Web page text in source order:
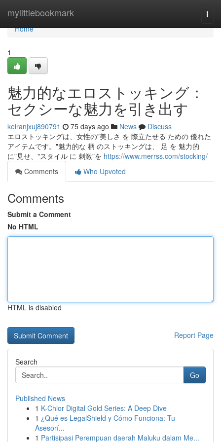
mylittlebookmark
Home
Home
1
魅力的なエロストッキング：
セクシーな魅力を引き出す
keiranjxuj890791 75 days ago News
Discuss
エロストッキングは、女性の"美しさ を 際立たせる ための 優れた
アイテムです。"魅力的な 柄 のストッキングは、 足 を 魅力的
に"見せ、"スタイル に 刺激"を https://www.merrss.com/stocking/
Comments
Who Upvoted
Comments
Submit a Comment
No HTML
HTML is disabled
Report Page
Search
Go
Published News
1 K-Chlor Digital Gold Series: A Deep Dive
1 ¿Qué es LegalShield y Cómo Funciona: Tu
Asesorí...
1 Partisipasi Perempuan daerah Maluku dalam Me...